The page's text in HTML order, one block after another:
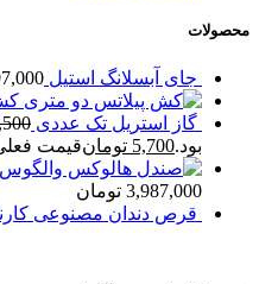
محصولات
جای آبسلانگ استیل
کش
گاز استریل تک عددی
بود.5,700 تومانقیمت فعلی 5,700 تومان
3,987,000 تومان
قرص دندان مصنوعی کارنا ۱۰